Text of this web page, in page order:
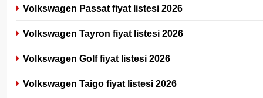
Volkswagen Passat fiyat listesi 2026
Volkswagen Tayron fiyat listesi 2026
Volkswagen Golf fiyat listesi 2026
Volkswagen Taigo fiyat listesi 2026